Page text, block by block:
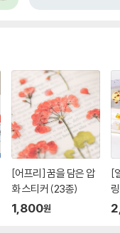
[어프리] 꿈을 담은 압
화 스티커 (23종)
1,800원
[